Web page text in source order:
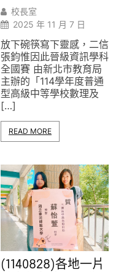
校長室
2025 年 11 月 7 日
放下碗筷寫下靈感，二信
張鈞惟因此晉級資訊學科
全國賽 由新北市教育局
主辦的「114學年度普通
型高級中等學校數理及
[…]
READ MORE
(1140828)各地一片